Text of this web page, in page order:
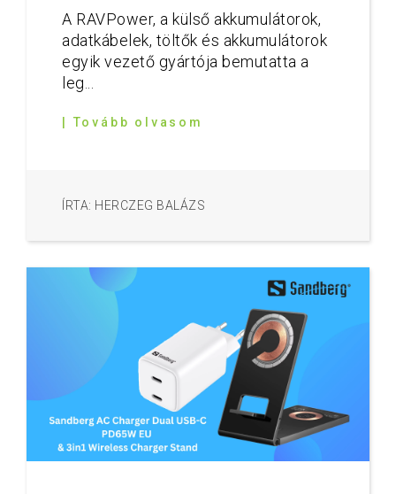
A RAVPower, a külső akkumulátorok,
adatkábelek, töltők és akkumulátorok
egyik vezető gyártója bemutatta a
leg...
| Tovább olvasom
ÍRTA: HERCZEG BALÁZS